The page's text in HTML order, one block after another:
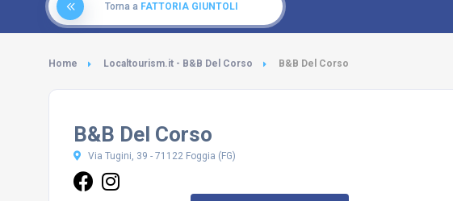
Torna a FATTORIA GIUNTOLI
Home Localtourism.it - B&B Del Corso B&B Del Corso
B&B Del Corso
Via Tugini, 39 - 71122 Foggia (FG)